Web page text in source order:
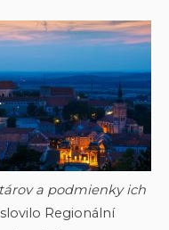
a podmienky ich
Regionální